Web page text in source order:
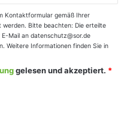
Kontaktformular gemäß Ihrer
Bitte beachten: Die erteilte
Mail an datenschutz@sor.de
Weitere Informationen finden Sie in
gelesen und akzeptiert. *